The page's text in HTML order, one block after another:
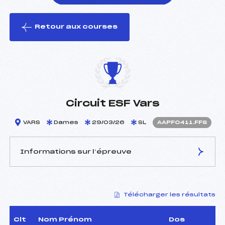
le ski
Retour aux courses
Circuit ESF Vars
VARS Dames 29/03/26 SL AAPF0411.FFS
Informations sur l’épreuve
RIBET NOEL (AP)
Arbitre :
BLANC JEAN-
CHRISTOPHE (AP)
Télécharger les résultats
Clt Nom Prénom Dos